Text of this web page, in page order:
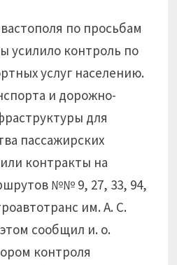
по просьбам
усилило контроль по
услуг населению.
и дорожно-
для
пассажирских
контракты на
№№ 9, 27, 33, 94,
им. А. С.
сообщил и. о.
контроля